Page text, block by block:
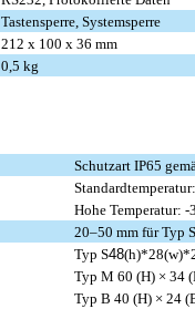
Tastensperre, Systemsperre
212 x 100 x 36 mm
0,5 kg
Schutzart IP65
Hohe
20–50 mm für Typ
Typ S48
Typ M 60 (H) × 34
Typ B 40 (H) × 24